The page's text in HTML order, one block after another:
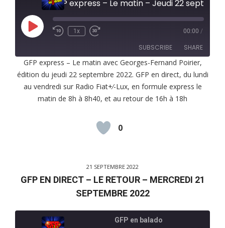
Play
Episode
1x 00:00 /
SUBSCRIBE SHARE
RSS FEED
SHARE
LINK
GFP express – Le matin avec Georges-Fernand Poirier,
édition du jeudi 22 septembre 2022. GFP en direct, du lundi
au vendredi sur Radio Fiat+⁄-Lux, en formule express le
matin de 8h à 8h40, et au retour de 16h à 18h
0
21 SEPTEMBRE 2022
GFP EN DIRECT – LE RETOUR – MERCREDI 21
SEPTEMBRE 2022
GFP en balado